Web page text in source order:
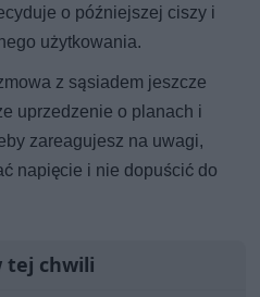
o późniejszej ciszy i
użytkowania.
z sąsiadem jeszcze
uprzedzenie o planach i
zareagujesz na uwagi,
napięcie i nie dopuścić do
tej chwili